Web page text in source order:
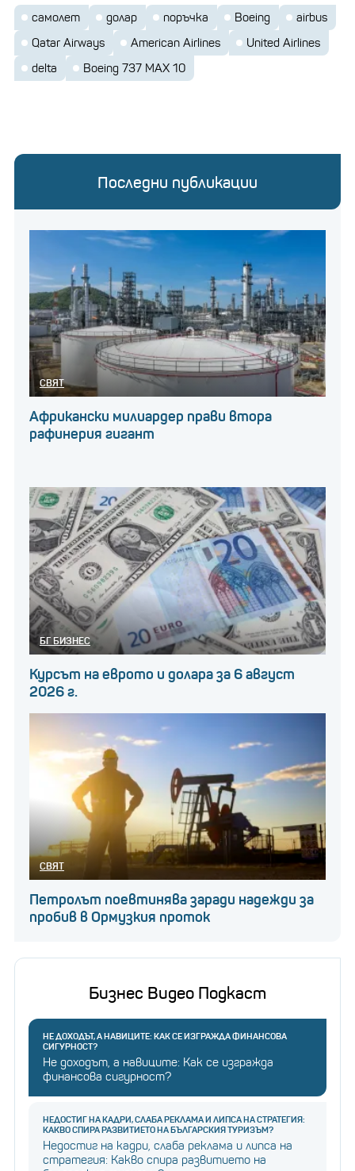
самолет долар поръчка Boeing
airbus
Qatar Airways
American Airlines
United Airlines
delta
Boeing 737 MAX 10
Последни публикации
СВЯТ
Африкански милиардер прави втора
рафинерия гигант
БГ БИЗНЕС
Курсът на еврото и долара за 6 август
2026 г.
СВЯТ
Петролът поевтинява заради надежди за
пробив в Ормузкия проток
Бизнес Видео Подкаст
НЕ ДОХОДЪТ, А НАВИЦИТЕ: КАК СЕ ИЗГРАЖДА ФИНАНСОВА
СИГУРНОСТ?
Не доходът, а навиците: Как се изгражда
финансова сигурност?
НЕДОСТИГ НА КАДРИ, СЛАБА РЕКЛАМА И ЛИПСА НА СТРАТЕГИЯ:
КАКВО СПИРА РАЗВИТИЕТО НА БЪЛГАРСКИЯ ТУРИЗЪМ?
Недостиг на кадри, слаба реклама и липса на
стратегия: Какво спира развитието на